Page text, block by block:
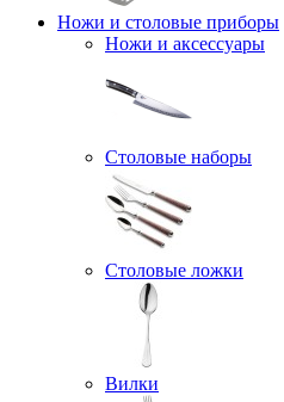
Ножи и столовые приборы
Ножи и аксессуары
Столовые наборы
Столовые ложки
Вилки